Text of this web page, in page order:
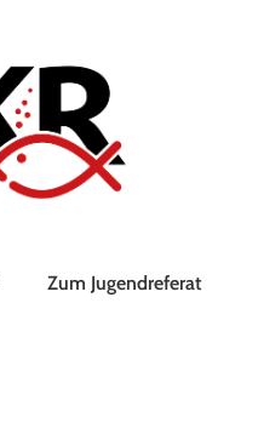
Zum Jugendreferat